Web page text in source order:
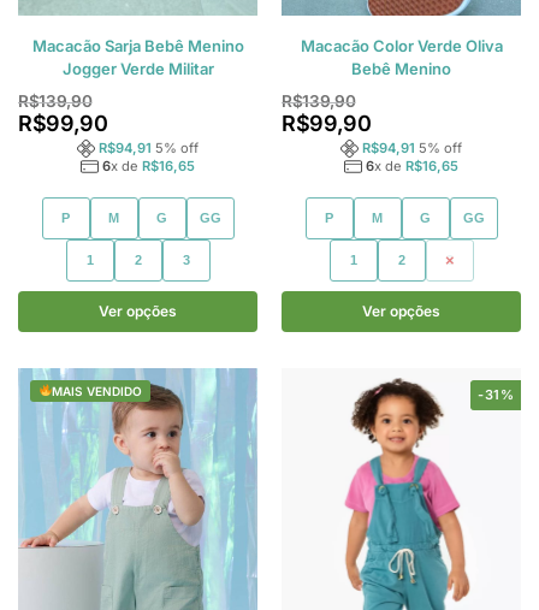
Macacão Sarja Bebê Menino
Jogger Verde Militar
R$139,90
R$99,90
R$94,91 5% off
6x de R$16,65
P M G GG
1 2 3
Ver opções
Macacão Color Verde Oliva
Bebê Menino
R$139,90
R$99,90
R$94,91 5% off
6x de R$16,65
P M G GG
1 2 3
Ver opções
MAIS VENDIDO -31%